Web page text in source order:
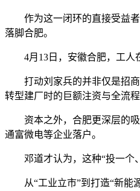
作为这一闭环的直接受益者
落脚合肥。
4月13日，安徽合肥，工
打动刘家兵的并非仅是招商
转型建厂时的巨额注资与全流
资本之外，合肥更深层的吸
通富微电等企业落户。
邓道才认为，这种“投一个、
从“工业立市”到打造“新能源